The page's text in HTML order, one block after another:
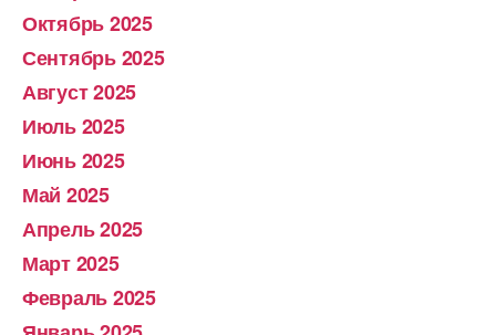
Октябрь 2025
Сентябрь 2025
Август 2025
Июль 2025
Июнь 2025
Май 2025
Апрель 2025
Март 2025
Февраль 2025